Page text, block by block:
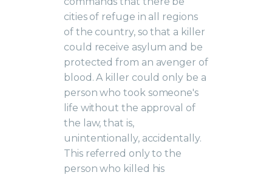
cities of refuge in all regions
of the country, so that a killer
could receive asylum and be
protected from an avenger of
blood. A killer could only be a
person who took someone's
life without the approval of
the law, that is,
unintentionally, accidentally.
This referred only to the
person who killed his